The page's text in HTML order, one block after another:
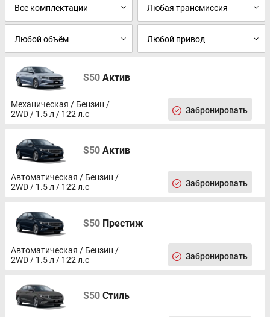
Розетка 12V
Электрообогрев форсунок стеклоомывателей
Датчик света
Диски 15
Центральный замок
Докатка
S50 Актив
Механическая / Бензин /
2WD / 1.5 л / 122 л.с
Забронировать
S50 Актив
Автоматическая / Бензин /
2WD / 1.5 л / 122 л.с
Забронировать
S50 Престиж
Автоматическая / Бензин /
2WD / 1.5 л / 122 л.с
Забронировать
S50 Стиль